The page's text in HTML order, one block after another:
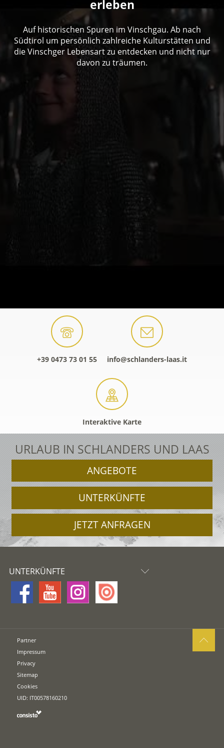
erleben
Auf historischen Spuren im Vinschgau. Ab nach
Südtirol um persönlich zahlreiche Kulturstätten und
die Vinschger Lebensart zu entdecken und nicht nur
davon zu träumen.
+39 0473 73 01 55 info@schlanders-laas.it
Interaktive Karte
URLAUB IN SCHLANDERS UND LAAS
ANGEBOTE
UNTERKÜNFTE
JETZT ANFRAGEN
UNTERKÜNFTE
Partner
Impressum
Privacy
Sitemap
Cookies
UID: IT00578160210